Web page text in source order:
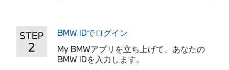
BMW IDでログイン
My BMWアプリを立ち上げて、あなたの
BMW IDを入力します。